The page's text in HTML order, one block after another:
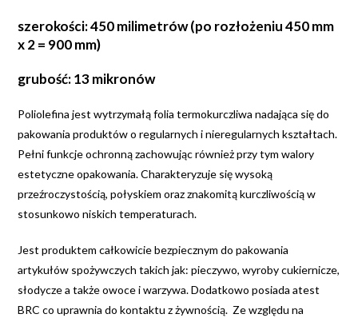
szerokości: 450 milimetrów (po rozłożeniu 450 mm
x 2 = 900 mm)
grubość: 13 mikronów
Poliolefina jest wytrzymałą folia termokurczliwa nadająca się do
pakowania produktów o regularnych i nieregularnych kształtach.
Pełni funkcje ochronną zachowując również przy tym walory
estetyczne opakowania. Charakteryzuje się wysoką
przeźroczystością, połyskiem oraz znakomitą kurczliwością w
stosunkowo niskich temperaturach.
Jest produktem całkowicie bezpiecznym do pakowania
artykułów spożywczych takich jak: pieczywo, wyroby cukiernicze,
słodycze a także owoce i warzywa. Dodatkowo posiada atest
BRC co uprawnia do kontaktu z żywnością. Ze względu na